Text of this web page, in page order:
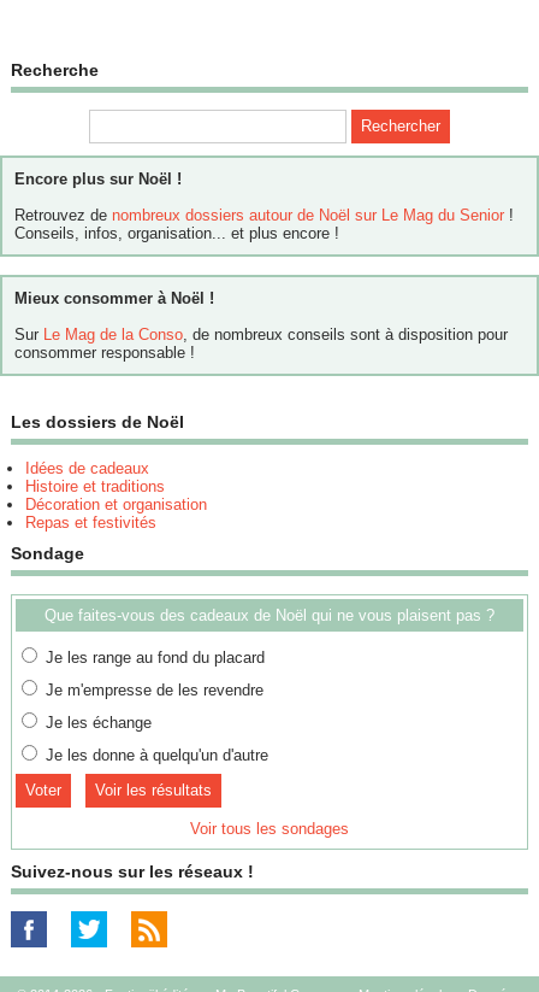
Recherche
Encore plus sur Noël !
Retrouvez de nombreux dossiers autour de Noël sur Le Mag du Senior !
Conseils, infos, organisation... et plus encore !
Mieux consommer à Noël !
Sur Le Mag de la Conso, de nombreux conseils sont à disposition pour
consommer responsable !
Les dossiers de Noël
Idées de cadeaux
Histoire et traditions
Décoration et organisation
Repas et festivités
Sondage
Que faites-vous des cadeaux de Noël qui ne vous plaisent pas ?
Je les range au fond du placard
Je m'empresse de les revendre
Je les échange
Je les donne à quelqu'un d'autre
Voir les résultats
Voir tous les sondages
Suivez-nous sur les réseaux !